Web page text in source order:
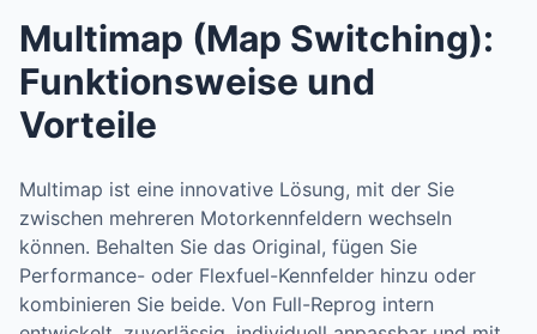
Multimap (Map Switching):
Funktionsweise und
Vorteile
Multimap ist eine innovative Lösung, mit der Sie
zwischen mehreren Motorkennfeldern wechseln
können. Behalten Sie das Original, fügen Sie
Performance- oder Flexfuel-Kennfelder hinzu oder
kombinieren Sie beide. Von Full-Reprog intern